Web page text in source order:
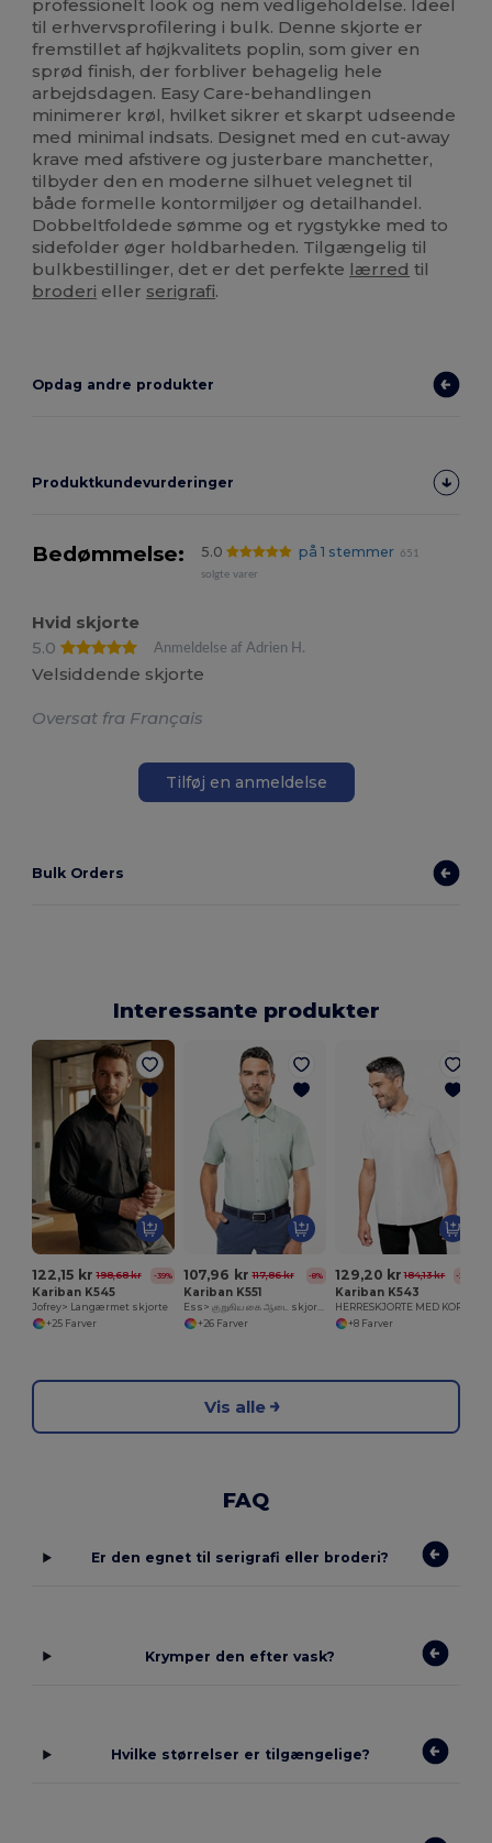
professionelt look og nem vedligeholdelse. Ideel
til erhvervsprofilering i bulk. Denne skjorte er
fremstillet af højkvalitets poplin, som giver en
sprød finish, der forbliver behagelig hele
arbejdsdagen. Easy Care-behandlingen
minimerer krøl, hvilket sikrer et skarpt udseende
med minimal indsats. Designet med en cut-away
krave med afstivere og justerbare manchetter,
tilbyder den en moderne silhuet velegnet til
både formelle kontormiljøer og detailhandel.
Dobbeltfoldede sømme og et rygstykke med to
sidefolder øger holdbarheden. Tilgængelig til
bulkbestillinger, det er det perfekte lærred til
broderi eller serigrafi.
Opdag andre produkter
Produktkundevurderinger
Bedømmelse: 5.0 på 1 stemmer
651
solgte varer
Hvid skjorte
5.0
Anmeldelse af Adrien H.
Velsiddende skjorte
Oversat fra Français
Tilføj en anmeldelse
Bulk Orders
Interessante produkter
122,15 kr 198,68 kr -39%
Kariban K545
Jofrey> Langærmet skjorte
+25 Farver
107,96 kr 117,86 kr -8%
Kariban K551
Ess> குறுகிய கை ஆடை skjorte
+26 Farver
129,20 kr 184,13 kr -30%
Kariban K543
+8 Farver
Vis alle
FAQ
Er den egnet til serigrafi eller broderi?
Krymper den efter vask?
Hvilke størrelser er tilgængelige?